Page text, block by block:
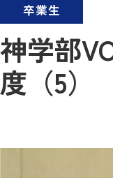
卒業生
神学部
度（5）